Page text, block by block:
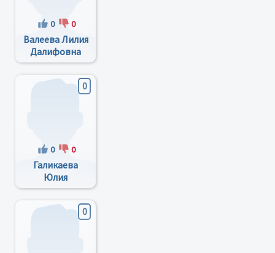
0 0
Валеева Лилия
Далифовна
0
0 0
Галикаева
Юлия
Зуфаровна
0